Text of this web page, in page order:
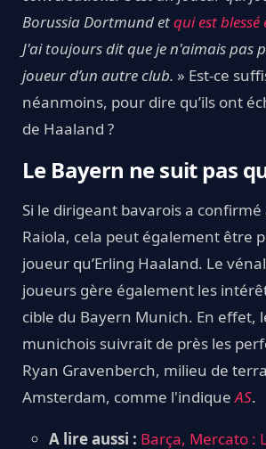
Borussia Dortmund etqui est
J'ai toujours dit que je n'aimais pas
joueur d’un autre club. » Est-ce
néanmoins, pour dire qu’ils ont
de Haaland ?
Le Bayern ne suit pas
Si le dirigeant bavarois a
Raiola, cela peut également être
joueur qu’Erling Haaland. Le
joueurs gère également les
cible du Bayern Munich. En effet,
munichois suivrait de près les
Ryan Gravenberch, milieu de
Amsterdam, comme l'indiqueAS.
A lire aussi : Barça, Mercato :